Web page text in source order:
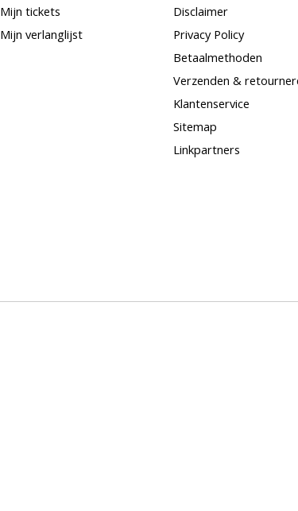
Mijn tickets
Mijn verlanglijst
Disclaimer
Privacy Policy
Betaalmethoden
Verzenden &
Klantenservice
Sitemap
Linkpartners